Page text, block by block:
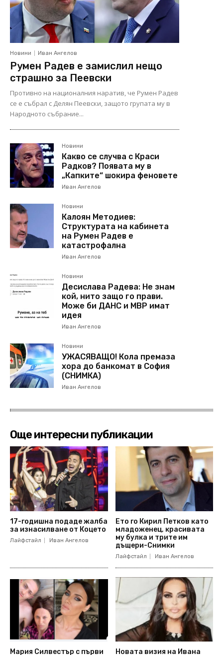
Новини Иван Ангелов
Румен Радев е замислил нещо
страшно за Пеевски
Противно на националния наратив, че Румен Радев
се е събрал с Делян Пеевски, защото групата му в
Народното събрание...
Новини
Какво се случва с Краси
Радков? Появата му в
„Капките“ шокира феновете
Иван Ангелов
Новини
Калоян Методиев:
Структурата на кабинета
на Румен Радев е
катастрофална
Иван Ангелов
Новини
Десислава Радева: Не знам
кой, нито защо го прави.
Може би ДАНС и МВР имат
идея
Иван Ангелов
Новини
УЖАСЯВАЩО! Кола премаза
хора до банкомат в София
(СНИМКА)
Иван Ангелов
Още интересни публикации
17-годишна подаде жалба
за изнасилване от Коцето
Лайфстайл Иван Ангелов
Ето го Кирил Петков като
младоженец, красивата
му булка и трите им
дъщери-Снимки
Лайфстайл Иван Ангелов
Мария Силвестър с първи Новата визия на Ивана